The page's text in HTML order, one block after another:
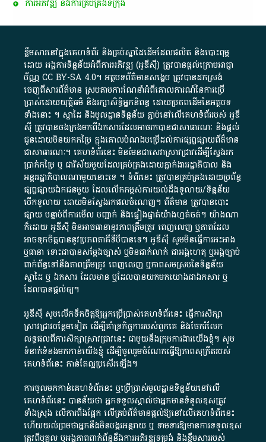
ការអភិវឌ្ឍ និងការគ្រប់គ្រងទីក្រុង
ខ្លឹមសារ​នៅ​ក្នុង​គេហទំព័រ និង​គ្រប់​ស្នា​ដៃ​ដើម​ដែល​ផលិត​ និង​បោះពុម្ព​
ដោយ​ អង្គការ​ទិន្នន័យ​អំពី​ការអភិវឌ្ឍ​​ (អូ​ឌី​ស៊ី)​ ត្រូវ​បាន​ផ្តល់​ក្រោម​អាជ្ញា
ប័ណ្ណ​CC BY-SA 4.0។​ អត្ថបទ​ព័ត៌មាន​សង្ខេប​ ត្រូវ​បាន​ដកស្រង់​
ចេញពី​សារព័ត៌មាន ស្របតាមការ​ណែនាំ​អំពី​គោលការណ៍​នៃ​ការ​ប្រើ
ប្រាស់​ដោយ​យុត្តិធម៌​ និង​រក្សាសិទ្ធិអ្នកនិពន្ធ ដោយ​ប្រភពដើម​នៃ​​អត្ថបទ
ទាំង​នោះ​ ។​ ស្នាដៃ​ និង​មូលដ្ឋាន​ទិន្នន័យ ​ភ្ជាប់​នៅ​លើ​គេហទំព័រ​របស់​ អូ​ឌី​
ស៊ី​ ត្រូវ​បាន​ចងក្រង​មក​ពី​ឯកសារ​ដែល​អាច​រក​បានជា​សាធារណៈ​ និង​ផ្តល់​
ជូន​ដោយ​មិន​យក​កម្រៃ​ ក្នុង​គោលបំណង​បម្រើ​ដល់ការ​ផ្សព្វផ្សាយ​ព័ត៌មាន​
ជា​សាធារណៈ​។​ គេហទំព័រ​នេះ​ មិនមែន​ជា​សេវា​ស្រាវជ្រាវ​ដើម្បី​ស្វែងរក
ប្រាក់​កម្រៃ​ ឬ​ ជា​វិស័យ​មួយ​ដែល​គ្រប់គ្រង​ដោយ​ភ្នាក់ងារ​រដ្ឋាភិបាល​ និង ​
អន្តររដ្ឋាភិបាល​ណាមួយ​នោះ​ទេ ​។​ ទំព័រ​នេះ​ ត្រូវ​បាន​គ្រប់គ្រង​ដោយ​ប្រព័ន្ធ​
ផ្សព្វផ្សាយ​ឯកជន​មួយ​ ដែល​លើកកម្ពស់​ការ​យល់​ដឹង​ទូលាយ​/​ទិន្នន័យ​
បើក​ទូលាយ​ ដោយ​មិនស្វែង​រក​ផល​ចំណេញ​។​ ព័ត៌មាន​ ត្រូវ​បាន​បោះ
ផ្សាយ​ បន្ទាប់​ពី​ការ​មើល​ បញ្ជាក់​ និង​ផ្ទៀងផ្ទាត់​យ៉ាង​ហ្មត់ចត់​។​ យ៉ាងណា​
ក៏​ដោយ​ អូ​ឌី​ស៊ី​ មិន​អាច​ធានា​នូវ​ភាព​ត្រឹមត្រូវ​ ពេញលេញ​ ឬ​ភាព​ដែល​
អាច​ទុកចិត្ត​បាននូវ​ប្រភព​ភាគី​ទី​បី​បាន​ទេ​។​ អូ​ឌី​ស៊ី​ សូម​មិន​ធ្វើការ​អះអាង​
ឬ​ធានា​ ទោះជា​បាន​សម្តែង​ច្បាស់​ ឬ​មិន​ជាក់លាក់​ ជា​អង្គហេតុ​ ឬ​អង្គច្បាប់​
ពាក់ព័ន្ធ​ទៅ​នឹង​ភាព​ត្រឹមត្រូវ​ ពេញលេញ​ ឬ​ភាព​សម​ស្រប​នៃ​ទិន្នន័យ​
ស្នាដៃ​ ឬ​ ឯកសារ​ ដែល​មាន​ ឬ​ដែល​បាន​យក​មក​យោង​ជា​ឯកសារ​ ឬ​
ដែល​បាន​ផ្តល់​ឲ្យ​។
អូឌីស៊ី សូមលើកទឹកចិត្តឱ្យអ្នកប្រើប្រាស់គេហទំព័រនេះ ធ្វើការសិក្សា
ស្រាវជ្រាវបន្ថែមទៀត ដើម្បីគាំទ្រកិច្ចការ​របស់ពួកគេ និងចែករំលែក
លទ្ធផលពីការសិក្សាស្រាវជ្រាវនេះ ជាមួយនឹងក្រុមការងារយើងខ្ញុំ។ សូម
ទំនាក់ទំនងមកកាន់យើងខ្ញុំ ដើម្បីចូលរួមចំណែកធ្វើឱ្យភាពសុក្រឹតរបស់
គេហទំព័នេះ កាន់តែល្អប្រសើរឡើង។
ការចូលមកកាន់គេហទំព័រនេះ ឬប្រើប្រាស់មូលដ្ឋានទិន្នន័យនៅលើ
គេហទំព័រនេះ បានន័យថា អ្នកទទួលស្គាល់ថាអ្នកមានទំនួលខុសត្រូវ
ទាំងស្រុង លើការពឹងផ្អែក លើគ្រប់ព័ត៌មានផ្តល់ឱ្យនៅលើគេហទំព័រនេះ
ហើយយល់ព្រមថាអ្នកនឹងមិនបង្ករអន្តរាយ ឬ ទាមទារ​ឱ្យមានការទទួលខុស​
ត្រូវពីបុគ្គល ឬអង្គភាពពាក់ព័ន្ធនឹងការអភិវឌ្ឍទម្រង់ និងខ្លឹមសាររបស់